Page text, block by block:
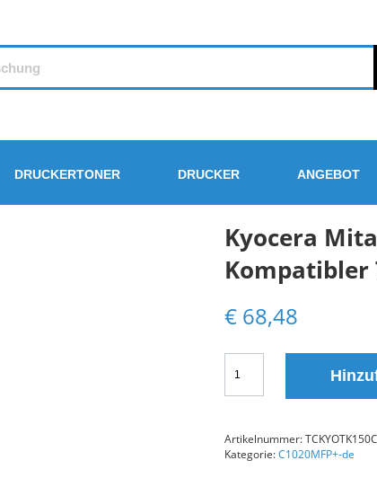
DRUCKERTONER DRUCKER ANGEBOT
Kyocera Mita
Kompatibler
€ 68,48
Mita
Kompatibler
Artikelnummer:TCKYOTK150C
Kategorie:C1020MFP+-de